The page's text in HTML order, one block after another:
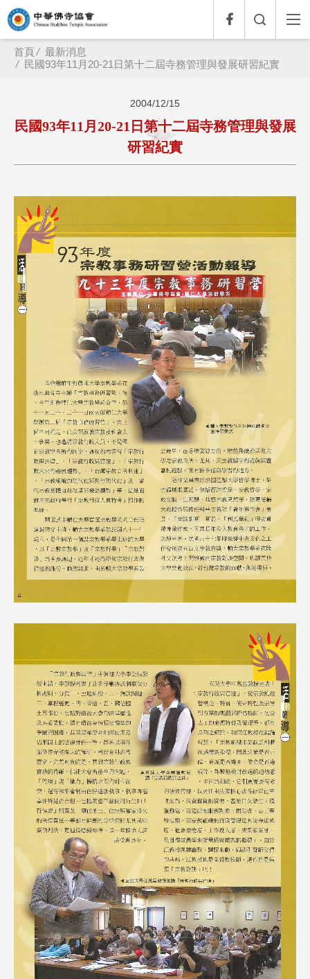
首頁
最新消息
民國93年11月20-21日第十二屆寺務管理與發展研習紀實
2004/12/15
民國93年11月20-21日第十二屆寺務管理與發展
研習紀實